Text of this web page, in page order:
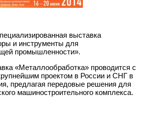
выставка
и инструменты для
промышленности».
«Металлообработка» проводится с
проектом в России и СНГ в
предлагая передовые решения для
машиностроительного комплекса.